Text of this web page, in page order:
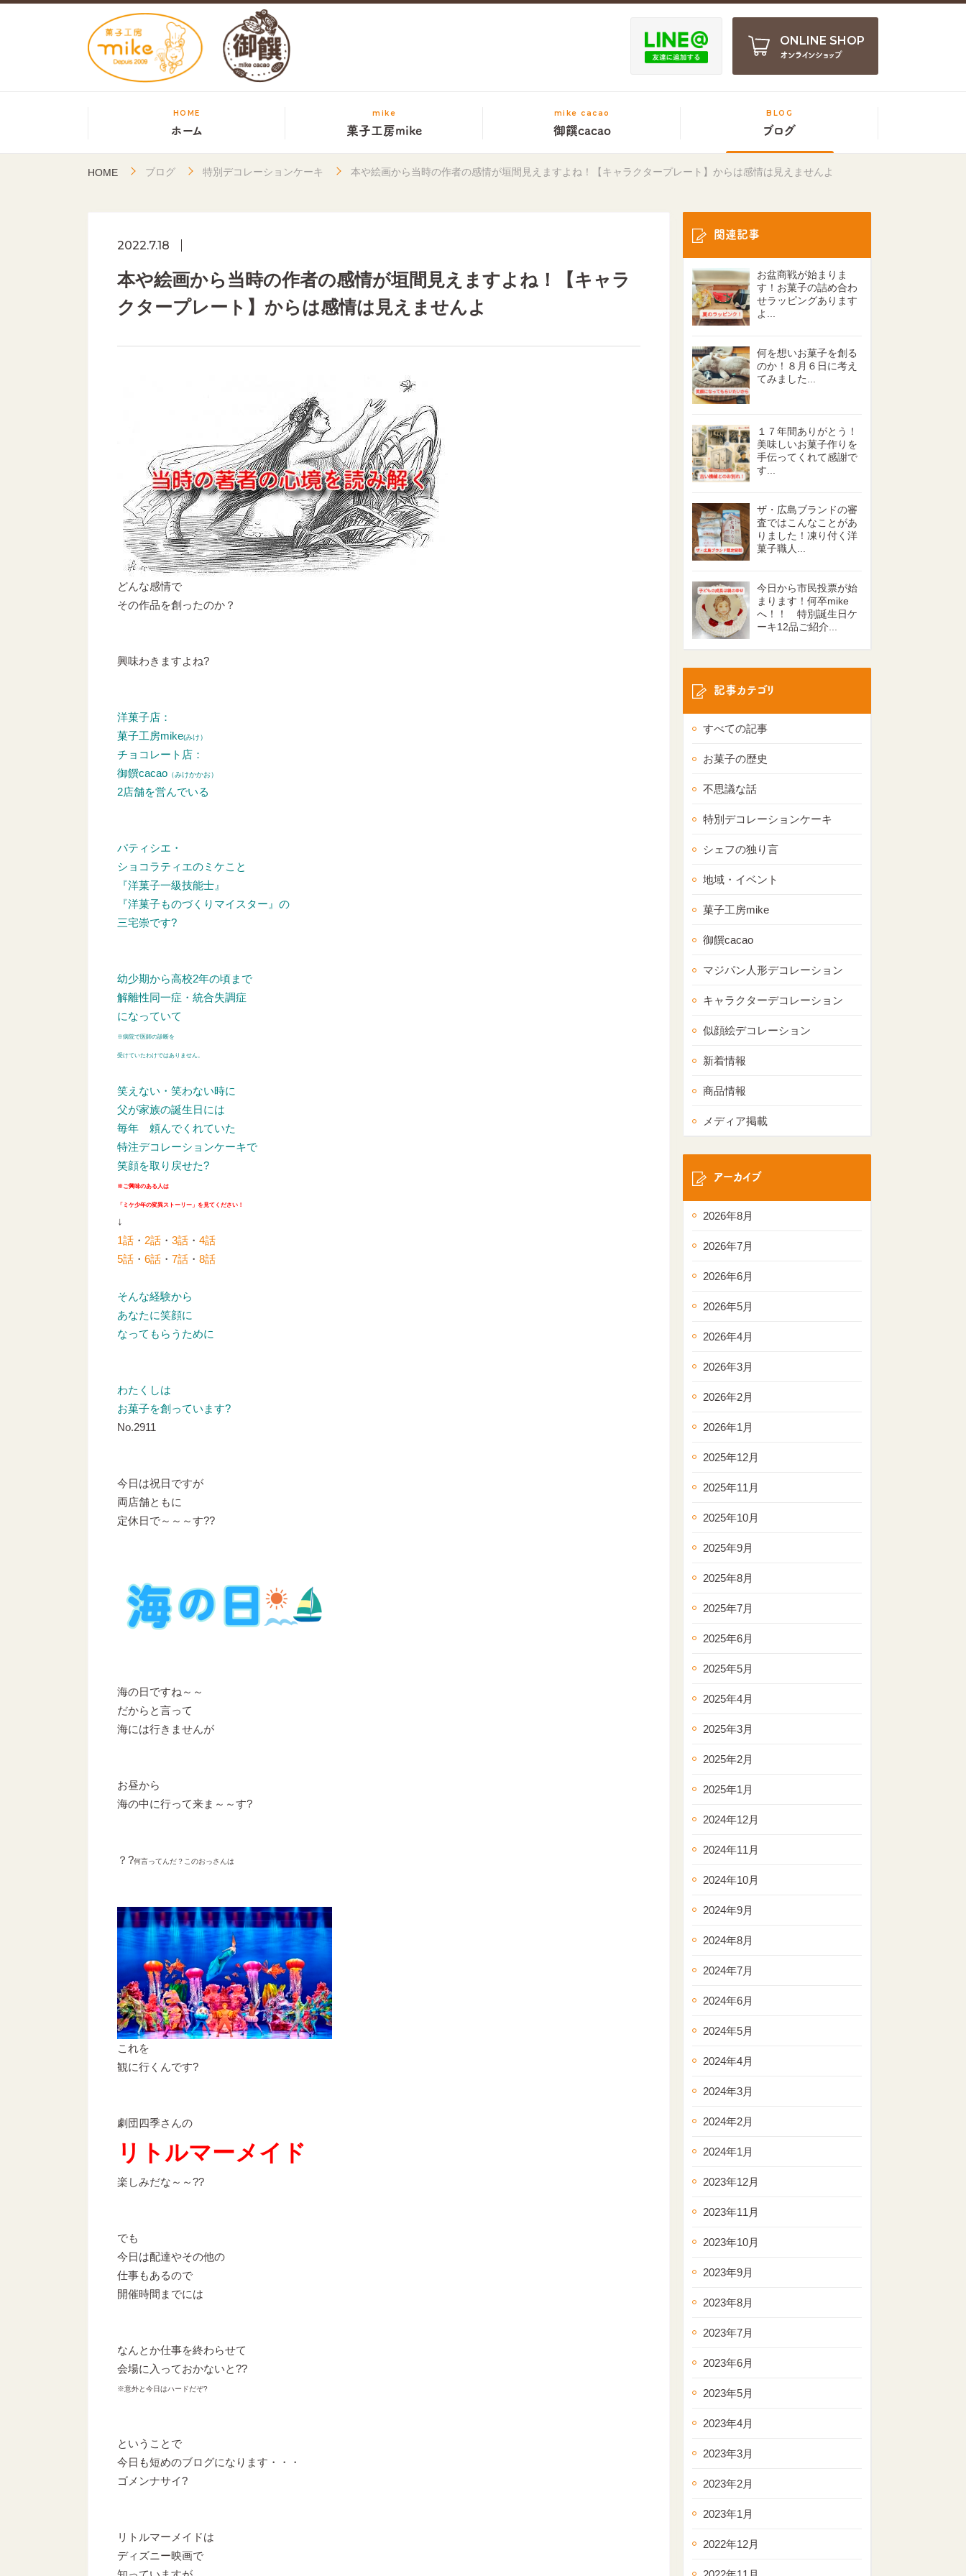
ONLINE SHOP
オンラインショップ
HOME
ホーム
mike
菓子工房mike
mike cacao
御饌cacao
BLOG
ブログ
HOME ブログ 特別デコレーションケーキ 本や絵画から当時の作者の感情が垣間見えますよね！【キャラクタープレート】からは感情は見えませんよ
2022.7.18
本や絵画から当時の作者の感情が垣間見えますよね！【キャラ
クタープレート】からは感情は見えませんよ
どんな感情で
その作品を創ったのか？
興味わきますよね?
洋菓子店：
菓子工房mike(みけ）
チョコレート店：
御饌cacao （みけかかお）
2店舗を営んでいる
パティシエ・
ショコラティエのミケこと
『洋菓子一級技能士』
『洋菓子ものづくりマイスター』の
三宅崇です?
幼少期から高校2年の頃まで
解離性同一症・統合失調症
になっていて
※病院で医師の診断を
受けていたわけではありません。
笑えない・笑わない時に
父が家族の誕生日には
毎年 頼んでくれていた
特注デコレーションケーキで
笑顔を取り戻せた?
※ご興味のある人は
「ミケ少年の変異ストーリー」を見てください！
↓
1話 ・ 2話 ・ 3話 ・ 4話
5話 ・ 6話 ・ 7話 ・ 8話
そんな経験から
あなたに笑顔に
なってもらうために
わたくしは
お菓子を創っています?
No.2911
今日は祝日ですが
両店舗ともに
定休日で～～～す??
海の日ですね～～
だからと言って
海には行きませんが
お昼から
海の中に行って来ま～～す?
？?何言ってんだ？このおっさんは
これを
観に行くんです?
劇団四季さんの
リトルマーメイド
楽しみだな～～??
でも
今日は配達やその他の
仕事もあるので
開催時間までには
なんとか仕事を終わらせて
会場に入っておかないと??
※意外と今日はハードだぞ?
ということで
今日も短めのブログになります・・・
ゴメンナサイ?
リトルマーメイドは
ディズニー映画で
関連記事
お盆商戦が始まりま
す！お菓子の詰め合わ
せラッピングあります
よ...
何を想いお菓子を創る
のか！８月６日に考え
てみました...
１７年間ありがとう！
美味しいお菓子作りを
手伝ってくれて感謝で
す...
ザ・広島ブランドの審
査ではこんなことがあ
りました！凍り付く洋
菓子職人...
今日から市民投票が始
まります！何卒mike
へ！！ 特別誕生日ケ
ーキ12品ご紹介...
記事カテゴリ
すべての記事
お菓子の歴史
不思議な話
特別デコレーションケーキ
シェフの独り言
地域・イベント
菓子工房mike
御饌cacao
マジパン人形デコレーション
キャラクターデコレーション
似顔絵デコレーション
新着情報
商品情報
メディア掲載
アーカイブ
2026年8月
2026年7月
2026年6月
2026年5月
2026年4月
2026年3月
2026年2月
2026年1月
2025年12月
2025年11月
2025年10月
2025年9月
2025年8月
2025年7月
2025年6月
2025年5月
2025年4月
2025年3月
2025年2月
2025年1月
2024年12月
2024年11月
2024年10月
2024年9月
2024年8月
2024年7月
2024年6月
2024年5月
2024年4月
2024年3月
2024年2月
2024年1月
2023年12月
2023年11月
2023年10月
2023年9月
2023年8月
2023年7月
2023年6月
2023年5月
2023年4月
2023年3月
2023年2月
2023年1月
2022年12月